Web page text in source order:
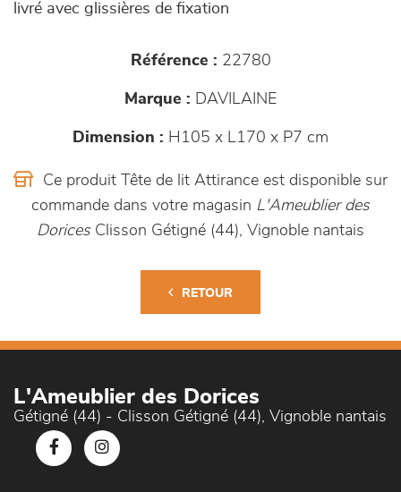
livré avec glissières de fixation
Référence : 22780
Marque : DAVILAINE
Dimension : H105 x L170 x P7 cm
Ce produit Tête de lit Attirance est disponible sur
commande dans votre magasin L'Ameublier des
DoricesClisson Gétigné (44), Vignoble nantais
RETOUR
L'Ameublier des Dorices
Gétigné (44) - Clisson Gétigné (44), Vignoble nantais